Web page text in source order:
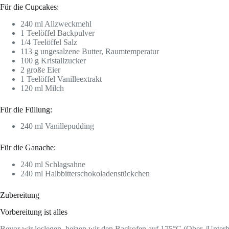
Für die Cupcakes:
240 ml Allzweckmehl
1 Teelöffel Backpulver
1/4 Teelöffel Salz
113 g ungesalzene Butter, Raumtemperatur
100 g Kristallzucker
2 große Eier
1 Teelöffel Vanilleextrakt
120 ml Milch
Für die Füllung:
240 ml Vanillepudding
Für die Ganache:
240 ml Schlagsahne
240 ml Halbbitterschokoladenstückchen
Zubereitung
Vorbereitung ist alles